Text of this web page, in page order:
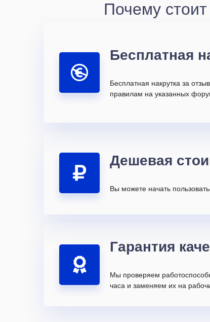
Почему
Бесплатная
Бесплатная накрутка за
правилам на указанных
Дешевая
Вы можете начать
Гарантия
Мы проверяем
часа и заменяем их на